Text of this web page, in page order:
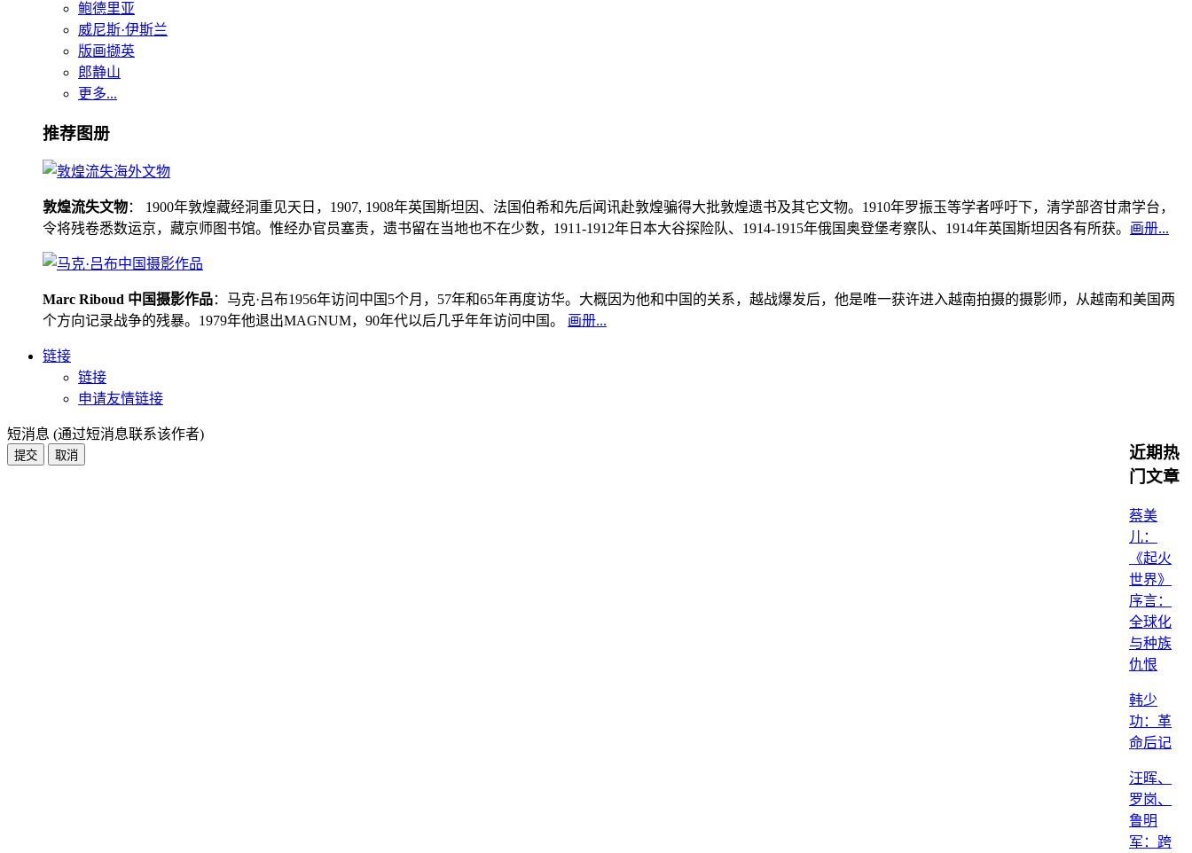
鲍德里亚
威尼斯·伊斯兰
版画撷英
郎静山
更多...
推荐图册
敦煌流失文物： 1900年敦煌藏经洞重见天日，1907, 1908年英国斯坦因、法国伯希和先后闻讯赴敦煌骗得大批敦煌遗书及其它文物。1910年罗振玉等学者呼吁下，清学部咨甘肃学台，
令将残卷悉数运京，藏京师图书馆。惟经办官员塞责，遗书留在当地也不在少数，1911-1912年日本大谷探险队、1914-1915年俄国奥登堡考察队、1914年英国斯坦因各有所获。 画册...
Marc Riboud 中国摄影作品：马克·吕布1956年访问中国5个月，57年和65年再度访华。大概因为他和中国的关系，越战爆发后，他是唯一获许进入越南拍摄的摄影师，从越南和美国两
个方向记录战争的残暴。1979年他退出MAGNUM，90年代以后几乎年年访问中国。 画册...
链接
链接
申请友情链接
短消息 (通过短消息联系该作者)
近期热
门文章
蔡美
儿：
《起火
世界》
序言：
全球化
与种族
仇恨
韩少
功：革
命后记
汪晖、
罗岗、
鲁明
军：跨